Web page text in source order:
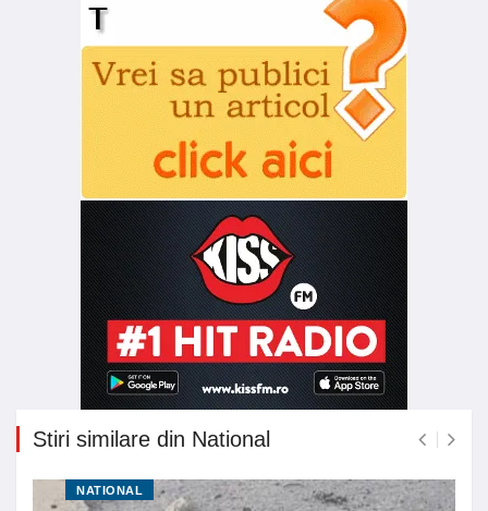
Stiri similare din National
NATIONAL